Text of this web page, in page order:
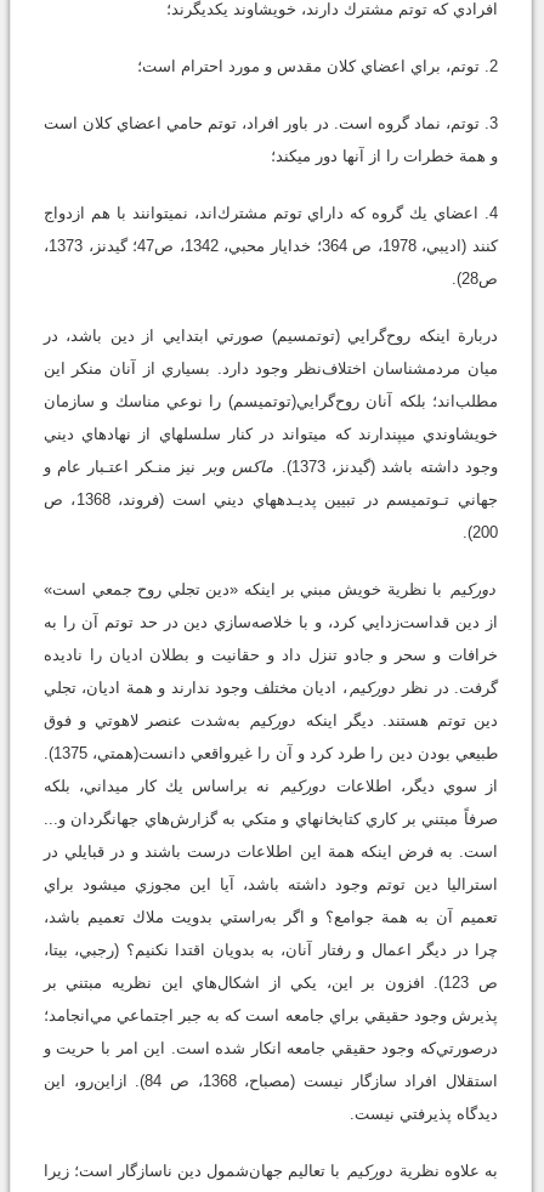
افرادي كه توتم مشترك دارند، خويشاوند يكديگرند؛
2. توتم، براي اعضاي كلان مقدس و مورد احترام است؛
3. توتم، نماد گروه است. در باور افراد، توتم حامي اعضاي كلان است
و همة خطرات را از آنها دور مي‏كند؛
4. اعضاي يك گروه كه داراي توتم مشترك‌اند، نمي‏توانند با هم ازدواج
كنند (اديبي، 1978، ص 364؛ خدايار محبي، 1342، ص47؛ گيدنز، 1373،
ص28).
دربارة اينكه روح‌گرايي (توتمسيم) صورتي ابتدايي از دين باشد، در
ميان مردم‏شناسان اختلاف‌نظر وجود دارد. بسياري از آنان منكر اين
مطلب‌اند؛ بلكه آنان روح‌گرايي(توتميسم) را نوعي مناسك و سازمان
خويشاوندي مي‏پندارند كه مي‏تواند در كنار سلسله‏اي از نهادهاي ديني
وجود داشته باشد (گيدنز، 1373).
ماكس وبر
نيز منـكر اعتـبار عام و
جهاني تـوتميسم در تبيين پديـده‏هاي ديني است (فروند، 1368، ص
200).
دوركيم
با نظرية خويش مبني بر اينكه «دين تجلي روح جمعي است»
از دين قداست‌زدايي كرد، و با خلاصه‌سازي دين در حد توتم آن را به
خرافات و سحر و جادو تنزل داد و حقانيت و بطلان اديان را ناديده
گرفت. در نظر
دوركيم ، اديان مختلف وجود ندارند و همة اديان، تجلي
دين توتم هستند. ديگر اينكه
دوركيم
به‌شدت عنصر لاهوتي و فوق
طبيعي بودن دين را طرد كرد و آن را غيرواقعي دانست(همتي، 1375).
از سوي ديگر، اطلاعات
دوركيم
نه براساس يك كار ميداني، بلكه
صرفاً مبتني بر كاري كتابخانه‏اي و متكي به گزارش‌هاي جهانگردان و...
است. به فرض اينكه همة اين اطلاعات درست باشند و در قبايلي در
استراليا دين توتم وجود داشته باشد، آيا اين مجوزي مي‏شود براي
تعميم آن به همة جوامع؟ و اگر به‌راستي بدويت ملاك تعميم باشد،
چرا در ديگر اعمال و رفتار آنان، به بدويان اقتدا نكنيم؟ (رجبي، بي‏تا،
ص 123). افزون بر اين، يكي از اشكال‌هاي اين نظريه مبتني بر
پذيرش وجود حقيقي براي جامعه است كه به جبر اجتماعي مي‌انجامد؛
درصورتي‌كه وجود حقيقي جامعه انكار شده است. اين امر با حريت و
استقلال افراد سازگار نيست (مصباح‌، 1368، ص 84). ازاين‌رو، اين
ديدگاه پذيرفتي نيست.
به علاوه نظرية دوركيم با تعاليم جهان‌شمول دين ناسازگار است؛ زيرا